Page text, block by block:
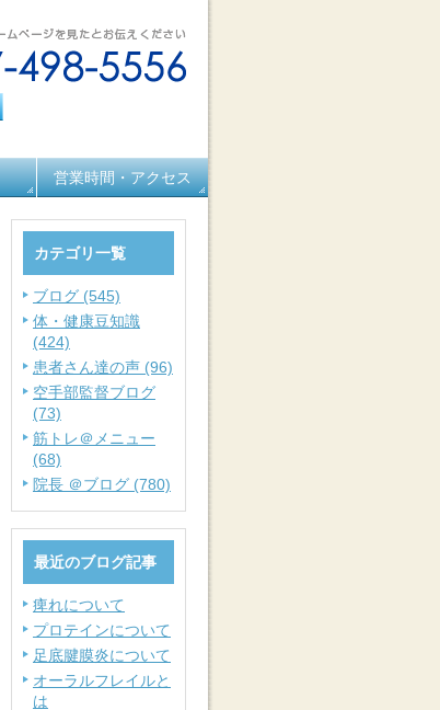
営業時間・アクセス
カテゴリ一覧
ブログ (545)
体・健康豆知識
(424)
患者さん達の声 (96)
空手部監督ブログ
(73)
筋トレ＠メニュー
(68)
院長 ＠ブログ (780)
最近のブログ記事
痺れについて
プロテインについて
足底腱膜炎について
オーラルフレイルと
は